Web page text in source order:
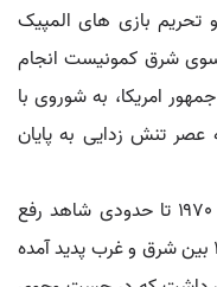
سوی غرب و تحریم بازی های المپیک
از سوی شرق کمونیست انجام
جمهور امریکا، به شوروی با
عصر تنش زدایی به پایان
موفقیت تنش زدایی. دهه های ۱۹۶۰ و ۱۹۷۰ تا حدودی شاهد رفع
برخی تنش ها و نگرانی ها بود که از ۱۹۴۵ بین شرق و غرب پدید آمده